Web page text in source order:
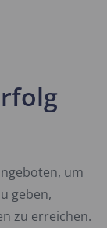
um
geben,
zu erreichen.